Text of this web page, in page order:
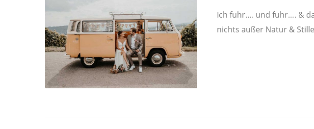
Ich fuhr…. und fuhr…. &
nichts außer Natur &